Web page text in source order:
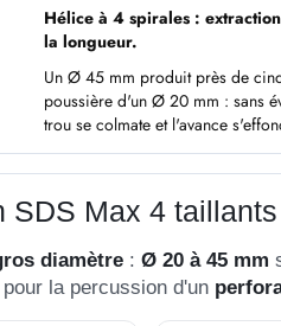
Hélice à 4 spirales :
la longueur.
Un Ø 45 mm produit près de
poussière d'un Ø 20 mm : sans
trou se colmate et l'avance
SDS Max 4
diamètre :Ø 20 à 45 mm
la percussion d'un